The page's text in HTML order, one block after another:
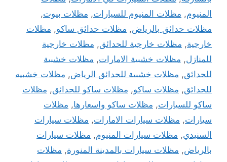
المنيوم, مظلات المنيوم للسيارات, مظلات بيوت,
مظلات حدائق بالرياض, مظلات حدائق ساكو, مظلات
خارجية, مظلات خارجية للحدائق, مظلات خارجية
للمنازل, مظلات خشبية الامارات, مظلات خشبية
للحدائق, مظلات خشبية للحدائق الرياض, مظلات خشبيه
للحدائق, مظلات ساكو, مظلات ساكو للحدائق, مظلات
ساكو للسيارات, مظلات ساكو واسعارها, مظلات
سيارات, مظلات سيارات الامارات, مظلات سيارات
السنيدي, مظلات سيارات المنيوم, مظلات سيارات
بالرياض, مظلات سيارات بالمدينة المنورة, مظلات